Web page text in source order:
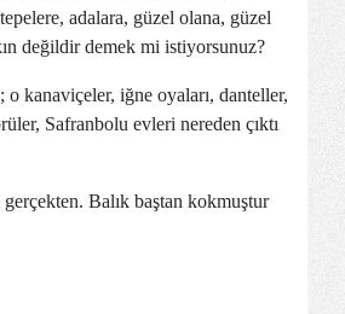
adalara, güzel olana, güzel
değildir demek mi istiyorsunuz?
kanaviçeler, iğne oyaları, danteller,
Safranbolu evleri nereden çıktı
Balık baştan kokmuştur